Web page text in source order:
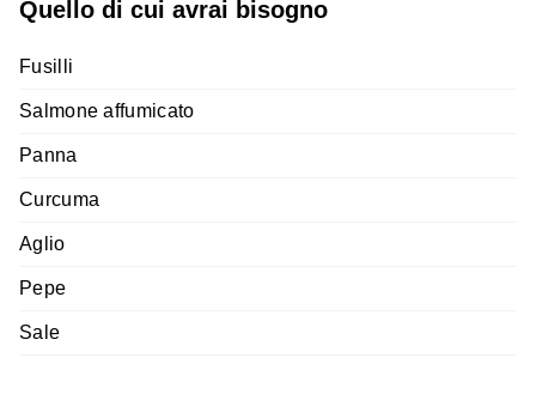
Quello di cui avrai bisogno
Fusilli
Salmone affumicato
Panna
Curcuma
Aglio
Pepe
Sale